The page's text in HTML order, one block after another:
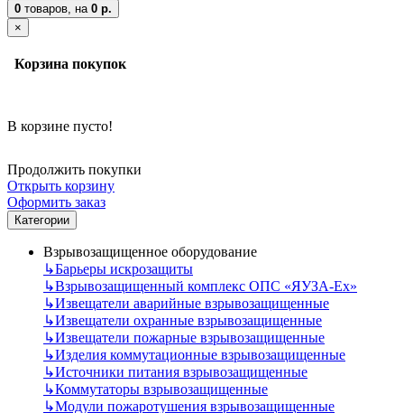
0 товаров, на 0 р.
×
Корзина покупок
В корзине пусто!
Продолжить покупки
Открыть корзину
Оформить заказ
Категории
Взрывозащищенное оборудование
↳Барьеры искрозащиты
↳Взрывозащищенный комплекс ОПС «ЯУЗА-Ех»
↳Извещатели аварийные взрывозащищенные
↳Извещатели охранные взрывозащищенные
↳Извещатели пожарные взрывозащищенные
↳Изделия коммутационные взрывозащищенные
↳Источники питания взрывозащищенные
↳Коммутаторы взрывозащищенные
↳Модули пожаротушения взрывозащищенные